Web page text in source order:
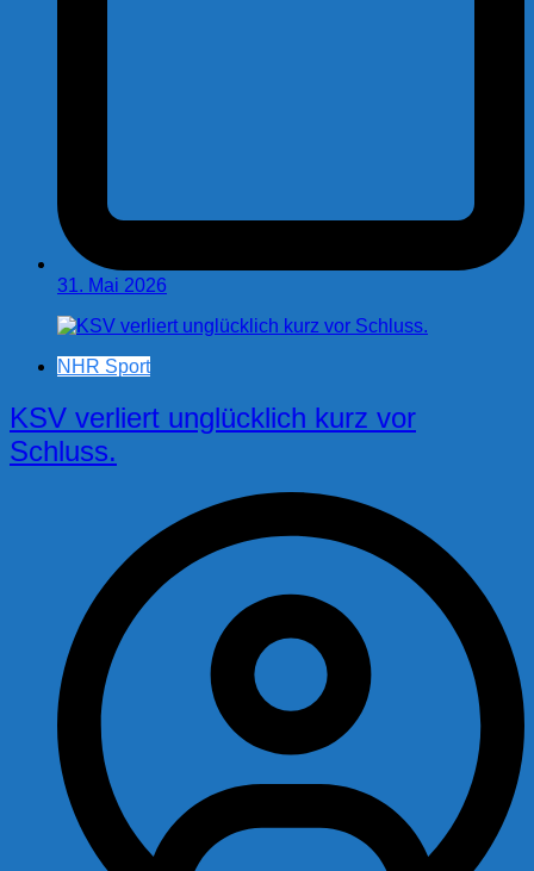
31. Mai 2026
NHR Sport
KSV verliert unglücklich kurz vor
Schluss.